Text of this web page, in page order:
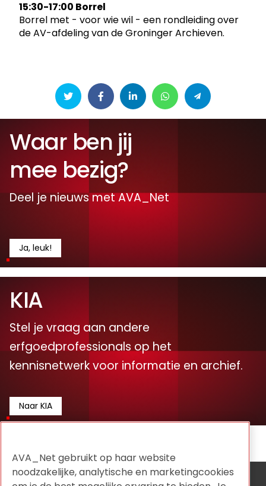
15:30-17:00 Borrel
Borrel met - voor wie wil - een rondleiding over
de AV-afdeling van de Groninger Archieven.
Waar ben jij
mee bezig?
Deel je nieuws met AVA_Net
Ja, leuk!
KIA
Stel je vraag aan andere
erfgoedprofessionals op het
kennisnetwerk voor informatie en archief.
Naar KIA
AVA_Net gebruikt op haar website
noodzakelijke, analytische en marketingcookies